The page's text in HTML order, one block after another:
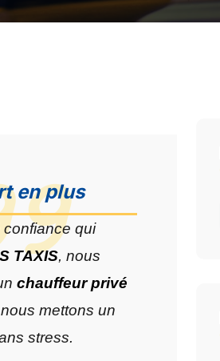
en plus
confiance qui
TAXIS, nous
chauffeur privé
mettons un
stress.